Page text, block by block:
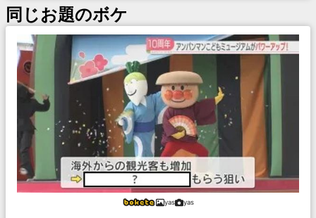
同じお題のボケ
yas yas